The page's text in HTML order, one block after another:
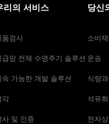
리의 서비스
품검사
급망 전체 수명주기 솔루션
속 가능한 개발 솔루션
각
사 및 인증
당신
소비
운송
식량
석유
전자